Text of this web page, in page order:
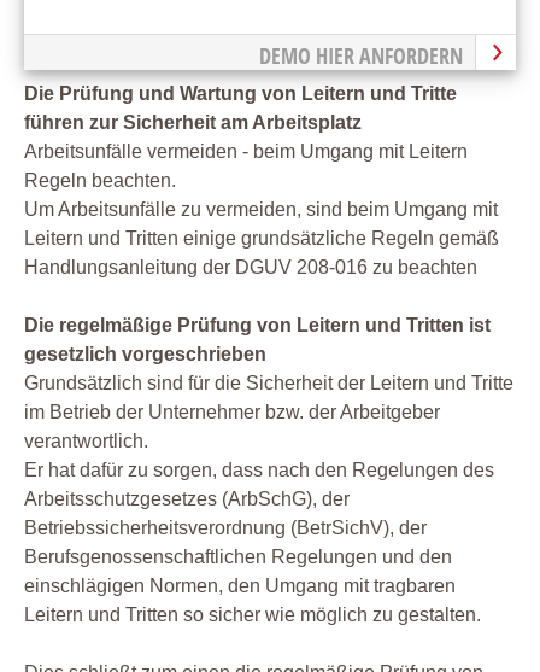
DEMO HIER ANFORDERN
Die Prüfung und Wartung von Leitern und Tritte
führen zur Sicherheit am Arbeitsplatz
Arbeitsunfälle vermeiden - beim Umgang mit Leitern
Regeln beachten.
Um Arbeitsunfälle zu vermeiden, sind beim Umgang mit
Leitern und Tritten einige grundsätzliche Regeln gemäß
Handlungsanleitung der DGUV 208-016 zu beachten
Die regelmäßige Prüfung von Leitern und Tritten ist
gesetzlich vorgeschrieben
Grundsätzlich sind für die Sicherheit der Leitern und Tritte
im Betrieb der Unternehmer bzw. der Arbeitgeber
verantwortlich.
Er hat dafür zu sorgen, dass nach den Regelungen des
Arbeitsschutzgesetzes (ArbSchG), der
Betriebssicherheitsverordnung (BetrSichV), der
Berufsgenossenschaftlichen Regelungen und den
einschlägigen Normen, den Umgang mit tragbaren
Leitern und Tritten so sicher wie möglich zu gestalten.